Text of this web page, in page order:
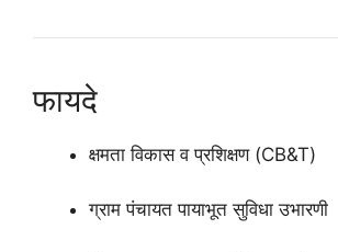
फायदे
क्षमता विकास व प्रशिक्षण (CB&T)
ग्राम पंचायत पायाभूत सुविधा उभारणी